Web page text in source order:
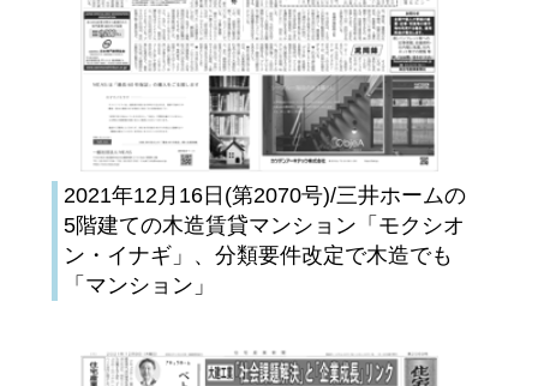
2021年12月16日(第2070号)/三井ホームの
5階建ての木造賃貸マンション「モクシオ
ン・イナギ」、分類要件改定で木造でも
「マンション」